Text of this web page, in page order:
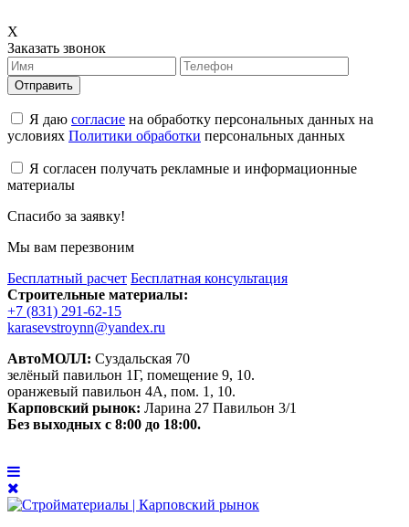
X
Заказать звонок
Отправить
Я даю согласие на обработку персональных данных на
условиях Политики обработки персональных данных
Я согласен получать рекламные и информационные
материалы
Спасибо за заявку!
Мы вам перезвоним
Бесплатный расчет Бесплатная консультация
Строительные материалы:
+7 (831) 291-62-15
karasevstroynn@yandex.ru
АвтоМОЛЛ: Суздальская 70
зелёный павильон 1Г, помещение 9, 10.
оранжевый павильон 4А, пом. 1, 10.
Карповский рынок: Ларина 27 Павильон 3/1
Без выходных с 8:00 до 18:00.